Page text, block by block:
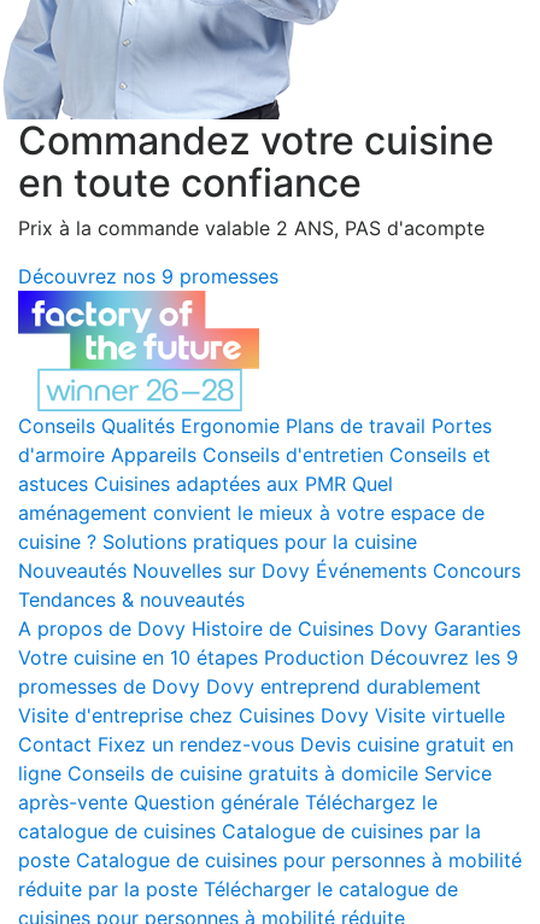
Commandez votre cuisine
en toute confiance
Prix à la commande valable 2 ANS, PAS d'acompte
Découvrez nos 9 promesses
Conseils Qualités Ergonomie Plans de travail Portes
d'armoire Appareils Conseils d'entretien Conseils et
astuces Cuisines adaptées aux PMR Quel
aménagement convient le mieux à votre espace de
cuisine ? Solutions pratiques pour la cuisine
Nouveautés Nouvelles sur Dovy Événements Concours
Tendances & nouveautés
A propos de Dovy Histoire de Cuisines Dovy Garanties
Votre cuisine en 10 étapes Production Découvrez les 9
promesses de Dovy Dovy entreprend durablement
Visite d'entreprise chez Cuisines Dovy Visite virtuelle
Contact Fixez un rendez-vous Devis cuisine gratuit en
ligne Conseils de cuisine gratuits à domicile Service
après-vente Question générale Téléchargez le
catalogue de cuisines Catalogue de cuisines par la
poste Catalogue de cuisines pour personnes à mobilité
réduite par la poste Télécharger le catalogue de
cuisines pour personnes à mobilité réduite